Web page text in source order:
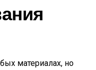
материалах, но